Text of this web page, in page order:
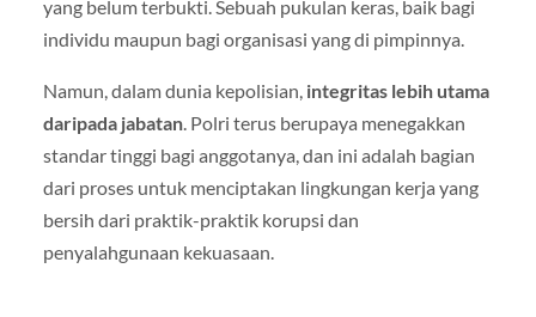
yang belum terbukti. Sebuah pukulan keras, baik bagi
individu maupun bagi organisasi yang di pimpinnya.
Namun, dalam dunia kepolisian, integritas lebih utama
daripada jabatan. Polri terus berupaya menegakkan
standar tinggi bagi anggotanya, dan ini adalah bagian
dari proses untuk menciptakan lingkungan kerja yang
bersih dari praktik-praktik korupsi dan
penyalahgunaan kekuasaan.